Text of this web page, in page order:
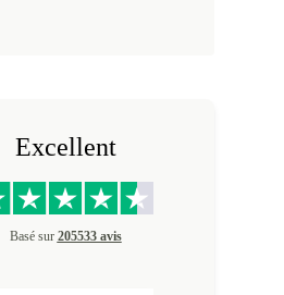
Excellent
Basé sur 205533 avis